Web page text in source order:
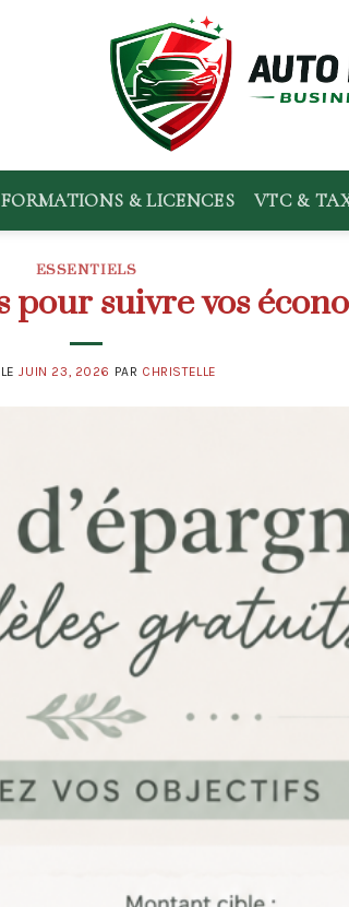
FORMATIONS & LICENCES VTC &
ESSENTIELS
suivre vos
LEJUIN 23, 2026 PAR CHRISTELLE